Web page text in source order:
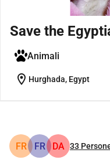
Save the
Animali
location_on Hurghada, Egypt
FR FR DA 33